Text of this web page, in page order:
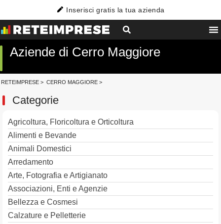
Inserisci gratis la tua azienda
Aziende di Cerro Maggiore
RETEIMPRESE > CERRO MAGGIORE >
Categorie
Agricoltura, Floricoltura e Orticoltura
Alimenti e Bevande
Animali Domestici
Arredamento
Arte, Fotografia e Artigianato
Associazioni, Enti e Agenzie
Bellezza e Cosmesi
Calzature e Pelletterie